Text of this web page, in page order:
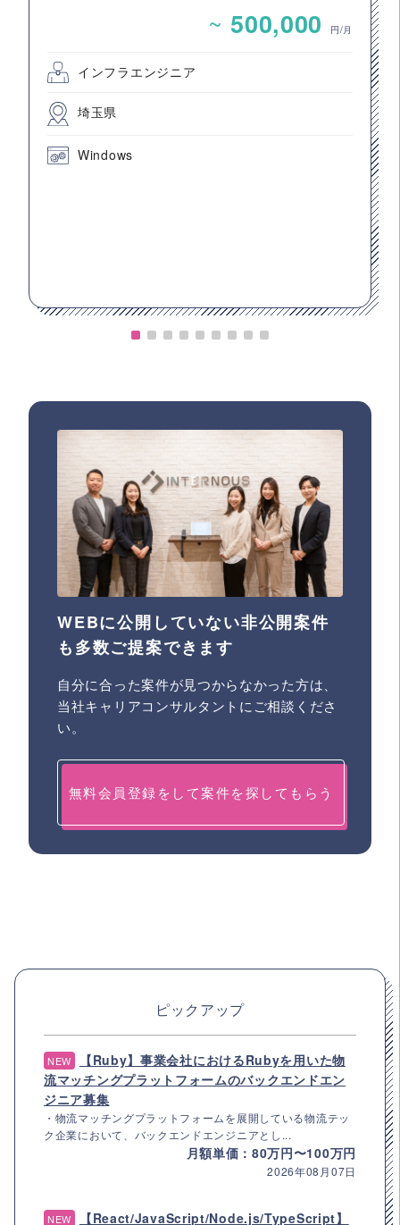
~ 500,000 円/月
インフラエンジニア
埼玉県
Windows
WEBに公開していない非公開案件
も多数ご提案できます
自分に合った案件が見つからなかった方は、
当社キャリアコンサルタントにご相談くださ
い。
無料会員登録をして案件を探してもらう
ピックアップ
NEW
【Ruby】事業会社におけるRubyを用いた物
流マッチングプラットフォームのバックエンドエン
ジニア募集
・物流マッチングプラットフォームを展開している物流テッ
ク企業において、バックエンドエンジニアとし...
月額単価：80万円〜100万円
2026年08月07日
NEW 【React/JavaScript/Node.js/TypeScript】